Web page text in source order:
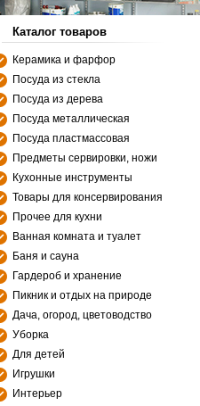
Каталог товаров
Керамика и фарфор
Посуда из стекла
Посуда из дерева
Посуда металлическая
Посуда пластмассовая
Предметы сервировки, ножи
Кухонные инструменты
Товары для консервирования
Прочее для кухни
Ванная комната и туалет
Баня и сауна
Гардероб и хранение
Пикник и отдых на природе
Дача, огород, цветоводство
Уборка
Для детей
Игрушки
Интерьер